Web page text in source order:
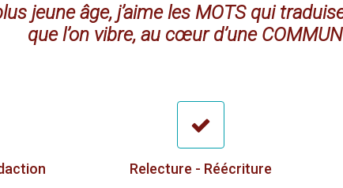
jeune âge, j’aime les MOTS qui
que l’on vibre, au cœur d’une
Relecture - Réécriture